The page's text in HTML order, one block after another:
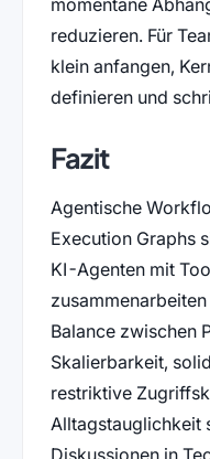
reduzieren. Für
klein anfangen,
definieren und
Fazit
Agentische
Execution Graphs
KI-Agenten mit
Balance zwischen
Skalierbarkeit,
restriktive
Alltagstauglichkeit
Diskussionen in